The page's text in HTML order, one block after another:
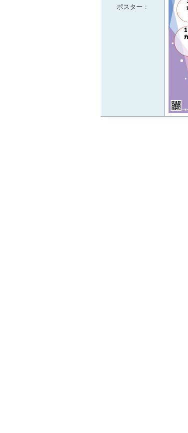
ポスター：